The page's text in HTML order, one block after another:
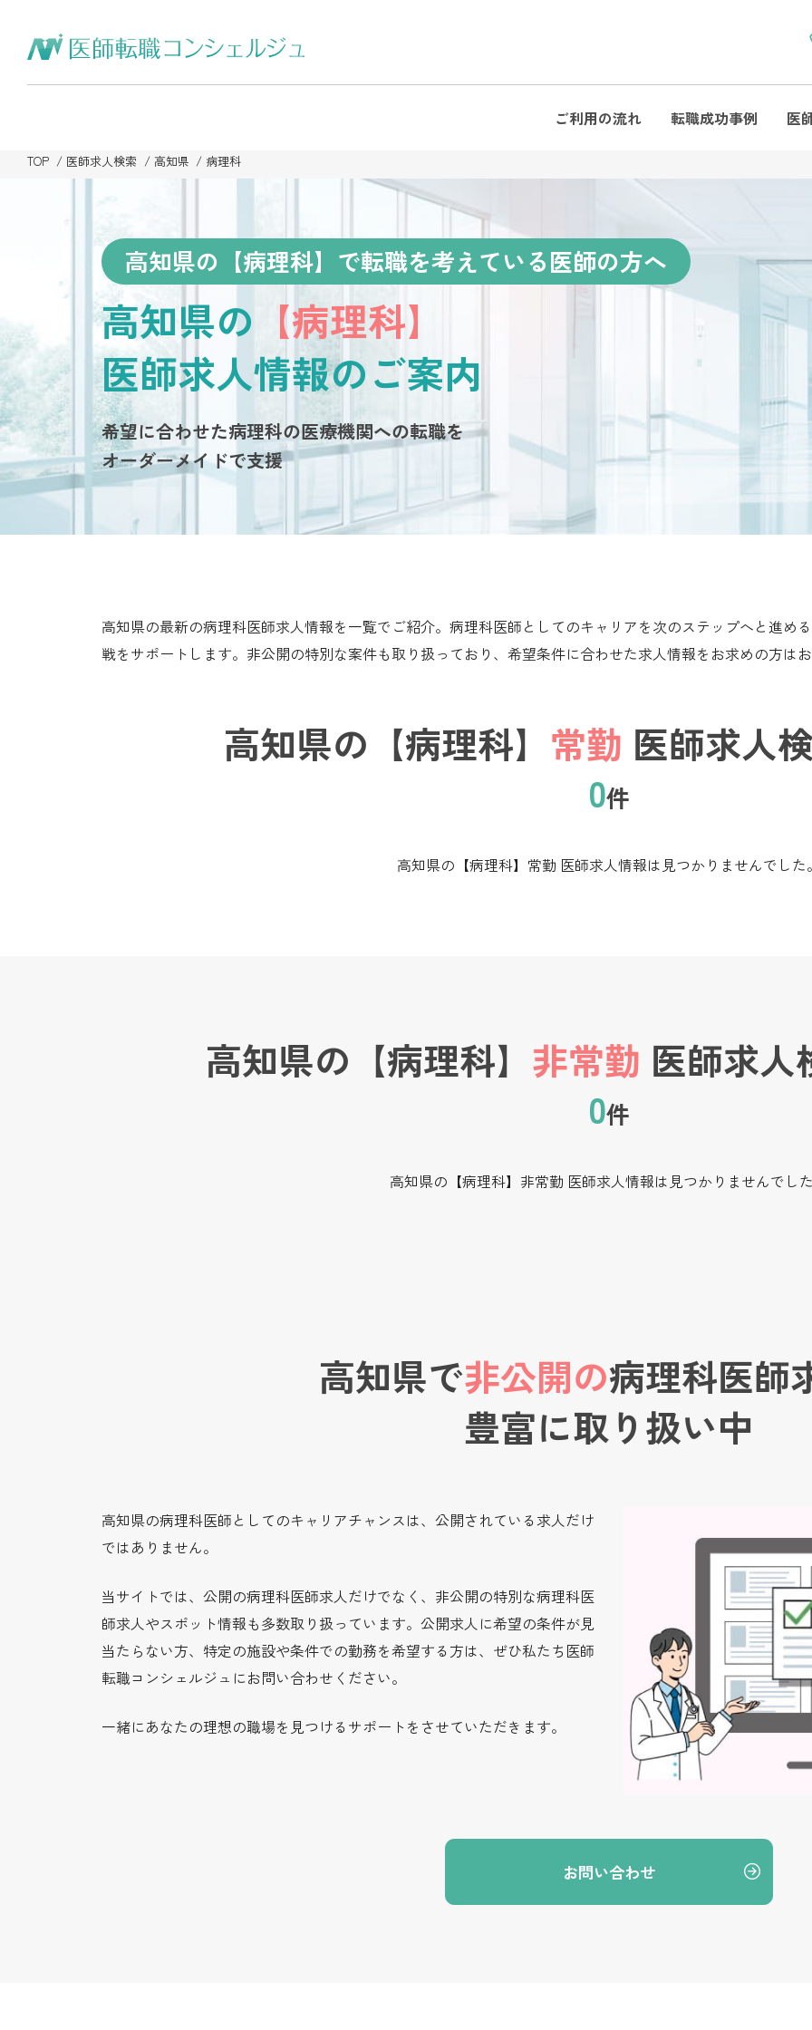
ご利用の流れ 転職成功事例 医
TOP 医師求人検索 高知県 病理科
高知県の【病理科】で転職を考えている医師の方へ
高知県の 【病理科】
医師求人情報のご案内
希望に合わせた病理科の医療機関への転職を
オーダーメイドで支援
高知県の最新の病理科医師求人情報を一覧でご紹介。病理科医師としてのキャリアを次のステップへと進め
戦をサポートします。非公開の特別な案件も取り扱っており、希望条件に合わせた求人情報をお求めの方は
高知県の【病理科】 常勤 医師求人
0件
高知県の【病理科】常勤 医師求人情報は見つかりませんでした
高知県の【病理科】 非常勤 医師求人
0件
高知県の【病理科】非常勤 医師求人情報は見つかりませんでし
高知県で非公開の病理科医師
豊富に取り扱い中
高知県の病理科医師としてのキャリアチャンスは、公開されている求人だけ
ではありません。
当サイトでは、公開の病理科医師求人だけでなく、非公開の特別な病理科医
師求人やスポット情報も多数取り扱っています。公開求人に希望の条件が見
当たらない方、特定の施設や条件での勤務を希望する方は、ぜひ私たち医師
転職コンシェルジュにお問い合わせください。
一緒にあなたの理想の職場を見つけるサポートをさせていただきます。
お問い合わせ